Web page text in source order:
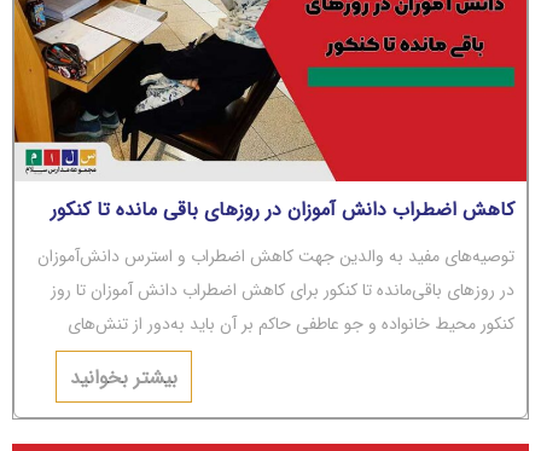
کاهش اضطراب دانش آموزان در روزهای باقی مانده تا کنکور
توصیه‌های مفید به والدین جهت کاهش اضطراب و استرس دانش‌آموزان
در روزهای باقی‌مانده تا کنکور برای کاهش اضطراب دانش آموزان تا روز
کنکور محیط خانواده و جو عاطفی حاکم بر آن باید به‌دور از تنش‌های
بیشتر بخوانید